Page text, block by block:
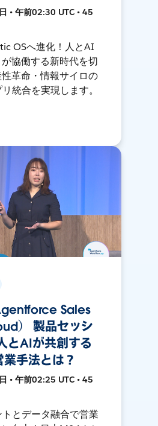
• 午前02:30 UTC • 45
OSへ進化！人とAI
協働する新時代を切
革命・情報サイロの
統合を実現します。
Sales
） 製品セッシ
とAIが共創する
手法とは？
• 午前02:25 UTC • 45
とデータ融合で営業